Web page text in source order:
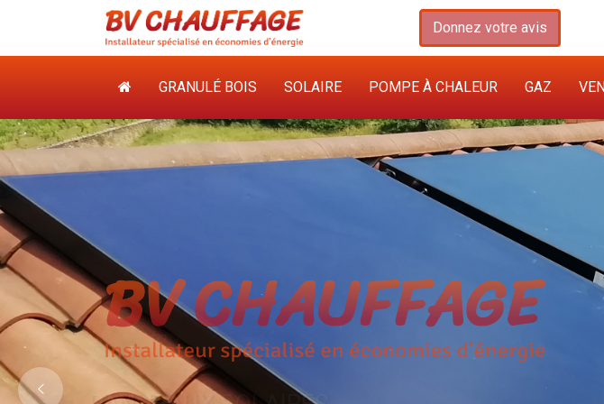
Donnez votre avis
GRANULÉ BOIS SOLAIRE POMPE À CHALEUR GAZ